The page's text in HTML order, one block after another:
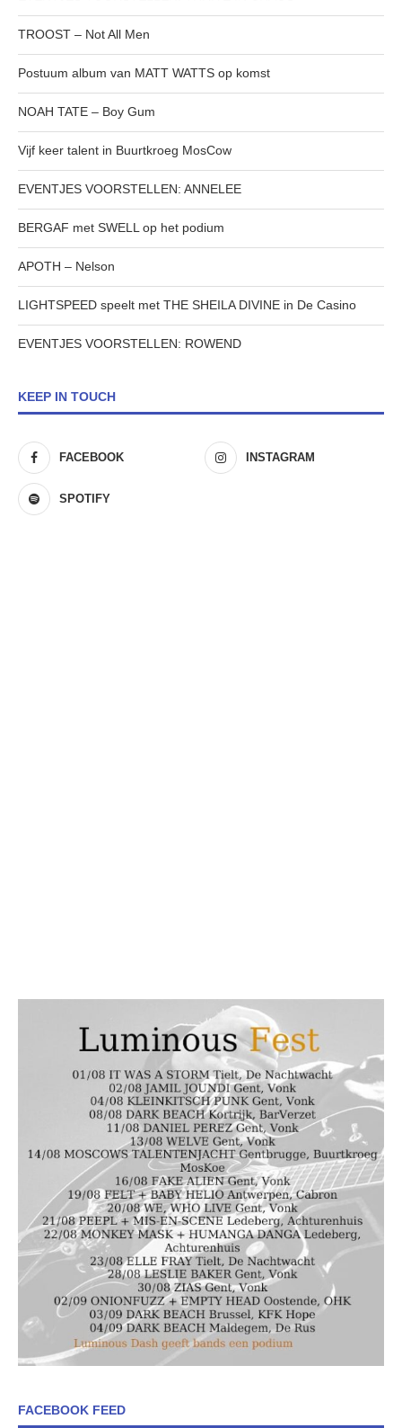
TROOST – Not All Men
Postuum album van MATT WATTS op komst
NOAH TATE – Boy Gum
Vijf keer talent in Buurtkroeg MosCow
EVENTJES VOORSTELLEN: ANNELEE
BERGAF met SWELL op het podium
APOTH – Nelson
LIGHTSPEED speelt met THE SHEILA DIVINE in De Casino
EVENTJES VOORSTELLEN: ROWEND
KEEP IN TOUCH
FACEBOOK INSTAGRAM
SPOTIFY
FACEBOOK FEED